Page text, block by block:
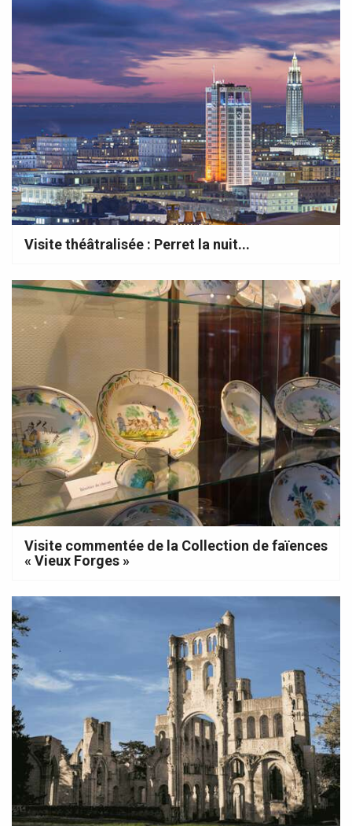
Visite théâtralisée : Perret la nuit...
Visite commentée de la Collection de faïences
« Vieux Forges »